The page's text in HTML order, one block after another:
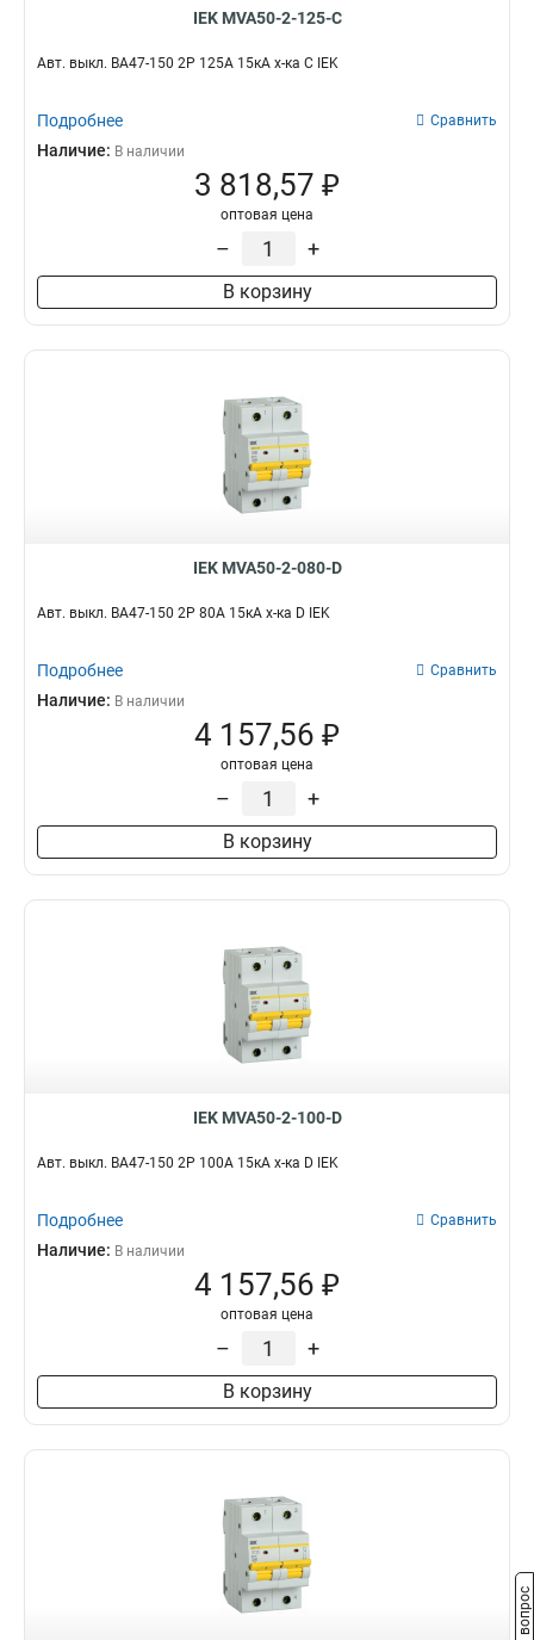
IEK MVA50-2-125-C
Авт. выкл. ВА47-150 2Р 125А 15кА х-ка C IEK
Подробнее Сравнить
Наличие: В наличии
3 818,57 ₽
оптовая цена
– +
В корзину
IEK MVA50-2-080-D
Авт. выкл. ВА47-150 2Р 80А 15кА х-ка D IEK
Подробнее Сравнить
Наличие: В наличии
4 157,56 ₽
оптовая цена
– +
В корзину
IEK MVA50-2-100-D
Авт. выкл. ВА47-150 2Р 100А 15кА х-ка D IEK
Подробнее Сравнить
Наличие: В наличии
4 157,56 ₽
оптовая цена
– +
В корзину